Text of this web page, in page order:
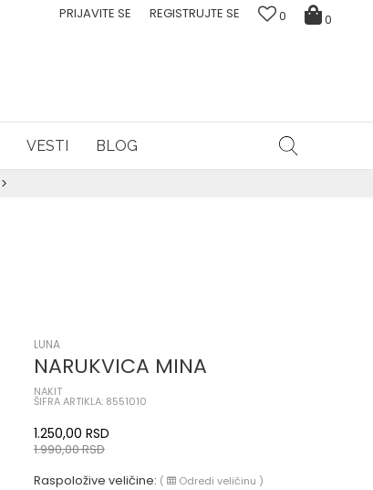
0
0
PRIJAVITE SE REGISTRUJTE SE
VESTI BLOG
>
LUNA
NARUKVICA MINA
NAKIT
ŠIFRA ARTIKLA: 8551010
1.250,00 RSD
1.990,00RSD
Raspoložive veličine: ( Odredi veličinu )